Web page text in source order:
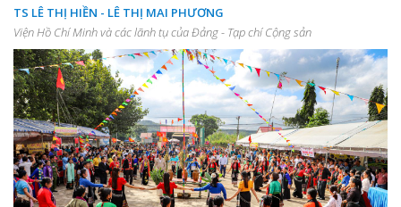
TS LÊ THỊ HIỀN - LÊ THỊ MAI PHƯƠNG
Viện Hồ Chí Minh và các lãnh tụ của Đảng - Tạp chí Cộng sản